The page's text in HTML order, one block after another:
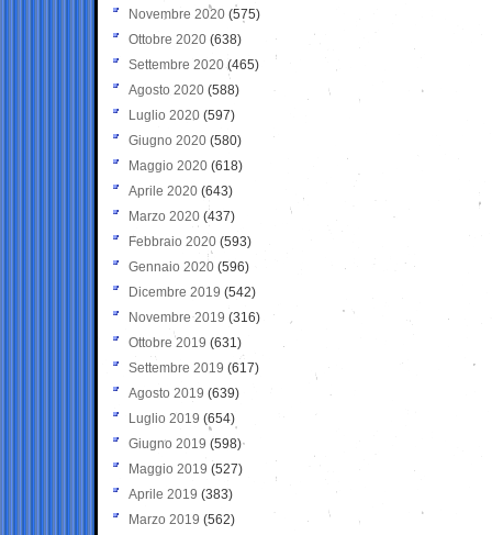
Novembre 2020 (575)
Ottobre 2020 (638)
Settembre 2020(465)
Agosto 2020 (588)
Luglio 2020 (597)
Giugno 2020 (580)
Maggio 2020 (618)
Aprile 2020 (643)
Marzo 2020 (437)
Febbraio 2020 (593)
Gennaio 2020 (596)
Dicembre 2019 (542)
Novembre 2019 (316)
Ottobre 2019 (631)
Settembre 2019 (617)
Agosto 2019 (639)
Luglio 2019 (654)
Giugno 2019 (598)
Maggio 2019 (527)
Aprile 2019 (383)
Marzo 2019 (562)